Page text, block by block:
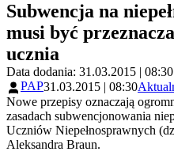
Subwencja na
musi być
ucznia
Data dodania: 31.03.2015 | 08:30
PAP31.03.2015 | 08:30
Nowe przepisy oznaczają
zasadach subwencjonowania
Uczniów Niepełnosprawnych
Aleksandra Braun.